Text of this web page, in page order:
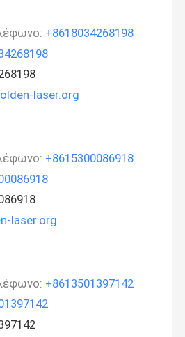
+8618034268198
laser.org
+8615300086918
laser.org
+8613501397142